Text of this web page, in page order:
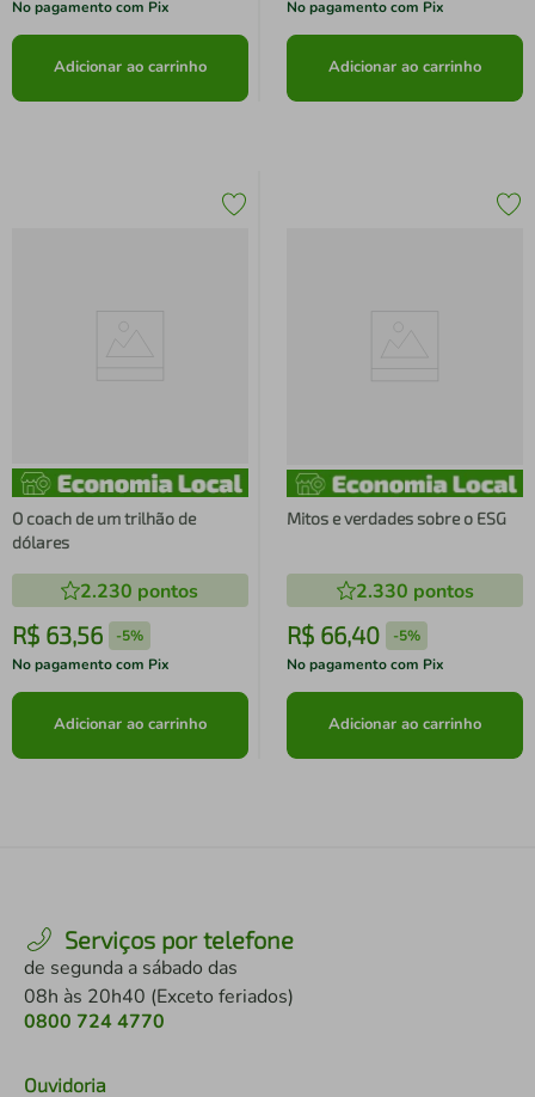
No pagamento com Pix
Adicionar ao carrinho
No pagamento com Pix
Adicionar ao carrinho
O coach de um trilhão de
dólares
2.230 pontos
R$ 63,56 -5%
No pagamento com Pix
Adicionar ao carrinho
Mitos e verdades sobre o ESG
2.330 pontos
R$ 66,40 -5%
No pagamento com Pix
Adicionar ao carrinho
Serviços por telefone
de segunda a sábado das
08h às 20h40 (Exceto feriados)
0800 724 4770
Ouvidoria